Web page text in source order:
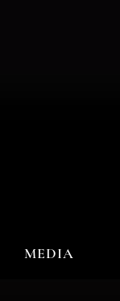
MEDIA